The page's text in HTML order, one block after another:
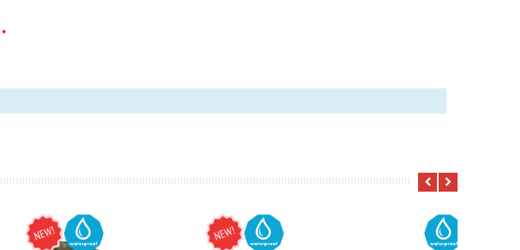
NEW WATER NEW WATER WATER